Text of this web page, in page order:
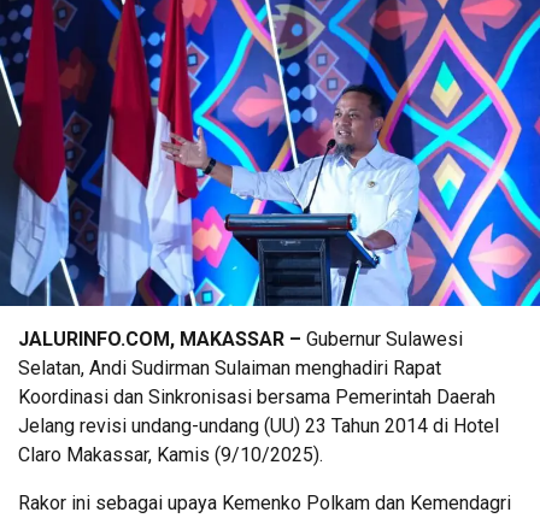
JALURINFO.COM, MAKASSAR – Gubernur Sulawesi
Selatan, Andi Sudirman Sulaiman menghadiri Rapat
Koordinasi dan Sinkronisasi bersama Pemerintah Daerah
Jelang revisi undang-undang (UU) 23 Tahun 2014 di Hotel
Claro Makassar, Kamis (9/10/2025).
Rakor ini sebagai upaya Kemenko Polkam dan Kemendagri